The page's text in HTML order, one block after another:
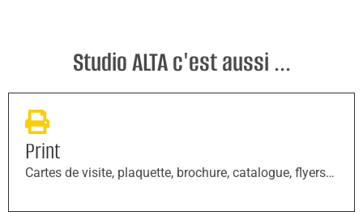
Studio ALTA c'est aussi ...
Print
Cartes de visite, plaquette, brochure, catalogue, flyers…